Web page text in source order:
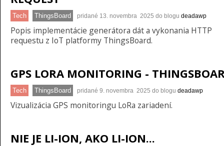
Tech ThingsBoard pridané 13. novembra 2025 do blogudeadawp
Popis implementácie generátora dát a vykonania HTTP
requestu z IoT platformy ThingsBoard.
GPS LORA MONITORING -
Tech ThingsBoard pridané 9. novembra 2025 do blogudeadawp
Vizualizácia GPS monitoringu LoRa zariadení.
NIE JE LI-ION, AKO LI-ION...